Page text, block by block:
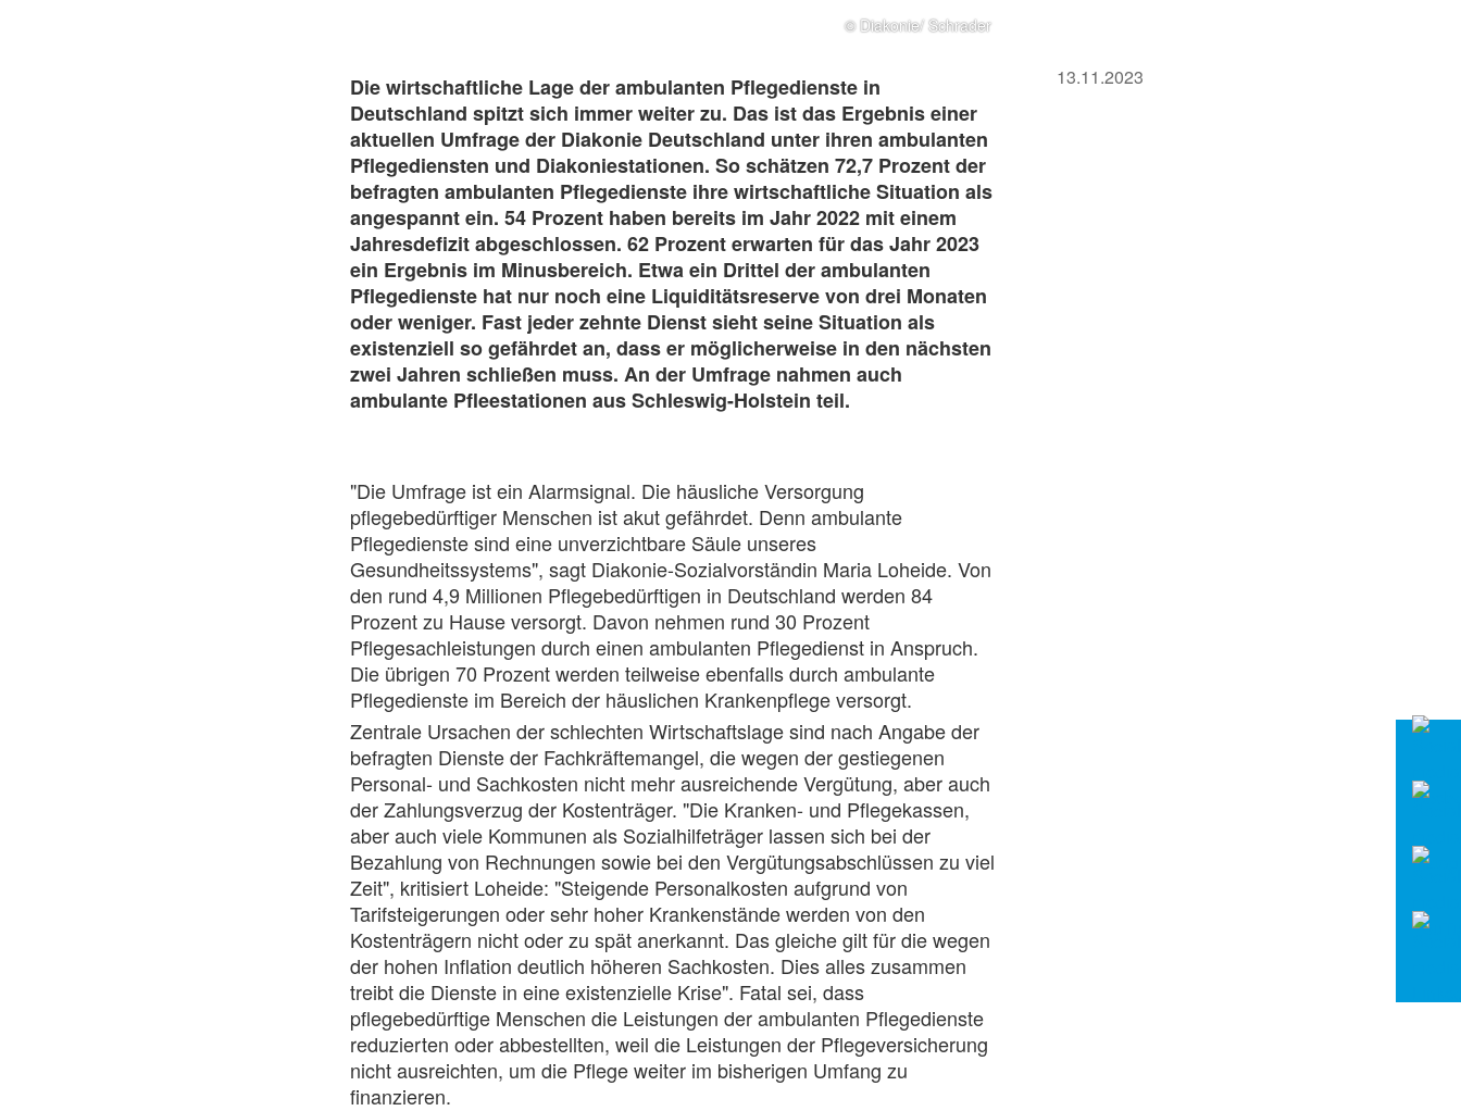
13.11.2023
© Diakonie/ Schrader
Die wirtschaftliche Lage der ambulanten Pflegedienste in
Deutschland spitzt sich immer weiter zu. Das ist das Ergebnis einer
aktuellen Umfrage der Diakonie Deutschland unter ihren ambulanten
Pflegediensten und Diakoniestationen. So schätzen 72,7 Prozent der
befragten ambulanten Pflegedienste ihre wirtschaftliche Situation als
angespannt ein. 54 Prozent haben bereits im Jahr 2022 mit einem
Jahresdefizit abgeschlossen. 62 Prozent erwarten für das Jahr 2023
ein Ergebnis im Minusbereich. Etwa ein Drittel der ambulanten
Pflegedienste hat nur noch eine Liquiditätsreserve von drei Monaten
oder weniger. Fast jeder zehnte Dienst sieht seine Situation als
existenziell so gefährdet an, dass er möglicherweise in den nächsten
zwei Jahren schließen muss. An der Umfrage nahmen auch
ambulante Pfleestationen aus Schleswig-Holstein teil.
"Die Umfrage ist ein Alarmsignal. Die häusliche Versorgung
pflegebedürftiger Menschen ist akut gefährdet. Denn ambulante
Pflegedienste sind eine unverzichtbare Säule unseres
Gesundheitssystems", sagt Diakonie-Sozialvorständin Maria Loheide. Von
den rund 4,9 Millionen Pflegebedürftigen in Deutschland werden 84
Prozent zu Hause versorgt. Davon nehmen rund 30 Prozent
Pflegesachleistungen durch einen ambulanten Pflegedienst in Anspruch.
Die übrigen 70 Prozent werden teilweise ebenfalls durch ambulante
Pflegedienste im Bereich der häuslichen Krankenpflege versorgt.
Zentrale Ursachen der schlechten Wirtschaftslage sind nach Angabe der
befragten Dienste der Fachkräftemangel, die wegen der gestiegenen
Personal- und Sachkosten nicht mehr ausreichende Vergütung, aber auch
der Zahlungsverzug der Kostenträger. "Die Kranken- und Pflegekassen,
aber auch viele Kommunen als Sozialhilfeträger lassen sich bei der
Bezahlung von Rechnungen sowie bei den Vergütungsabschlüssen zu viel
Zeit", kritisiert Loheide: "Steigende Personalkosten aufgrund von
Tarifsteigerungen oder sehr hoher Krankenstände werden von den
Kostenträgern nicht oder zu spät anerkannt. Das gleiche gilt für die wegen
der hohen Inflation deutlich höheren Sachkosten. Dies alles zusammen
treibt die Dienste in eine existenzielle Krise". Fatal sei, dass
pflegebedürftige Menschen die Leistungen der ambulanten Pflegedienste
reduzierten oder abbestellten, weil die Leistungen der Pflegeversicherung
nicht ausreichten, um die Pflege weiter im bisherigen Umfang zu
finanzieren.